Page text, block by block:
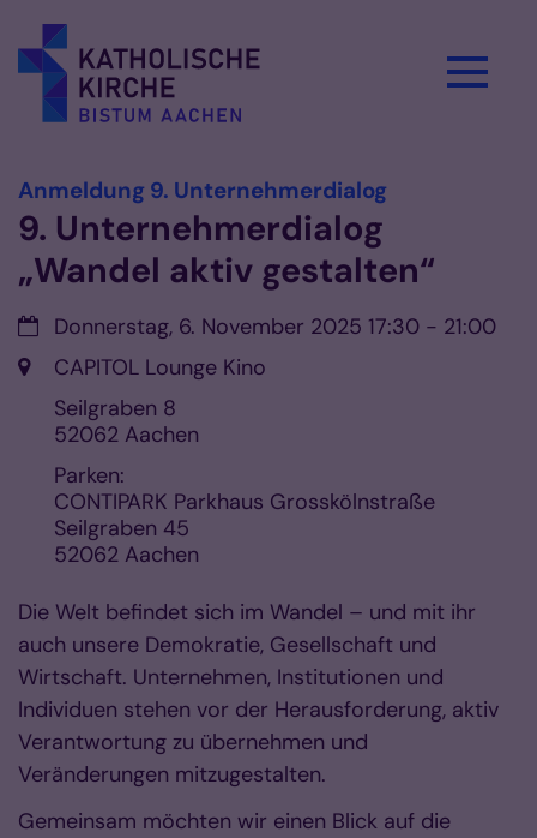
Anmeldung 9. Unternehmerdialog:
9. Unternehmerdialog
„Wandel aktiv gestalten“
Datum:Donnerstag, 6. November 2025 17:30 - 21:00
Ort: CAPITOL Lounge Kino
Seilgraben 8
52062 Aachen
Parken:
CONTIPARK Parkhaus Grosskölnstraße
Seilgraben 45
52062 Aachen
Die Welt befindet sich im Wandel – und mit ihr
auch unsere Demokratie, Gesellschaft und
Wirtschaft. Unternehmen, Institutionen und
Individuen stehen vor der Herausforderung, aktiv
Verantwortung zu übernehmen und
Veränderungen mitzugestalten.
Gemeinsam möchten wir einen Blick auf die